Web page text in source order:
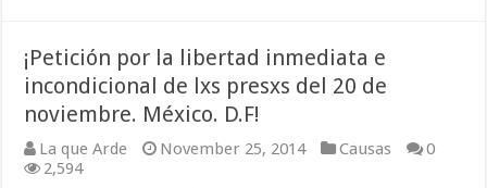
¡Petición por la libertad inmediata e
incondicional de lxs presxs del 20 de
noviembre. México. D.F!
La que Arde November 25, 2014 Causas
0
2,594